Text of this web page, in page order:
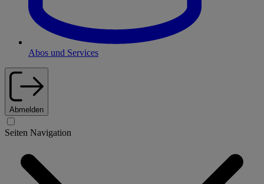
Abos und Services
Abmelden
Seiten Navigation